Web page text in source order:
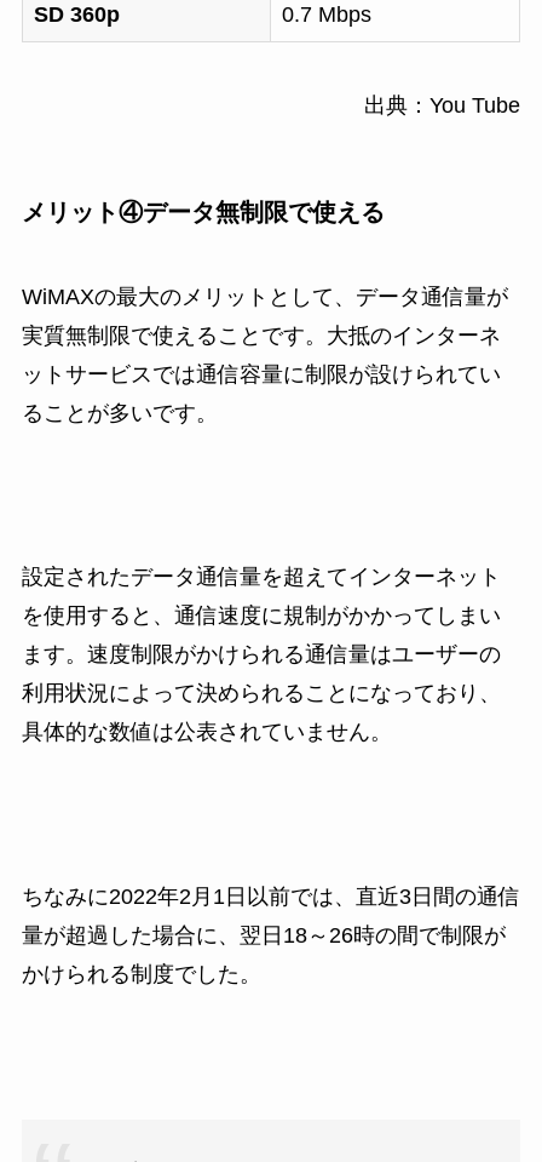
SD 360p 0.7 Mbps
出典：You Tube
メリット④データ無制限で使える
WiMAXの最大のメリットとして、データ通信量が
実質無制限で使えることです。大抵のインターネ
ットサービスでは通信容量に制限が設けられてい
ることが多いです。
設定されたデータ通信量を超えてインターネット
を使用すると、通信速度に規制がかかってしまい
ます。速度制限がかけられる通信量はユーザーの
利用状況によって決められることになっており、
具体的な数値は公表されていません。
ちなみに2022年2月1日以前では、直近3日間の通信
量が超過した場合に、翌日18～26時の間で制限が
かけられる制度でした。